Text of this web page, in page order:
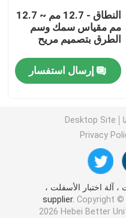
النطاق - 12.7 مم ~ 12.7
مم مقياس سمك وسم
الطرق بتصميم مريح
إرسال استفسار
Desktop Site
Privacy
آلة اختبار الأسفلت ،
Copyright ©
2026 Hebei Better